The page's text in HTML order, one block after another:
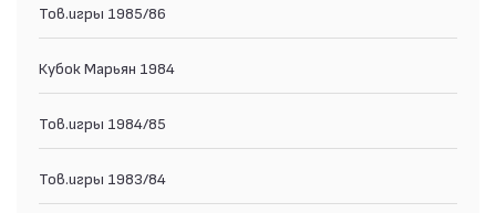
Тов.игры 1985/86
Кубок Марьян 1984
Тов.игры 1984/85
Тов.игры 1983/84